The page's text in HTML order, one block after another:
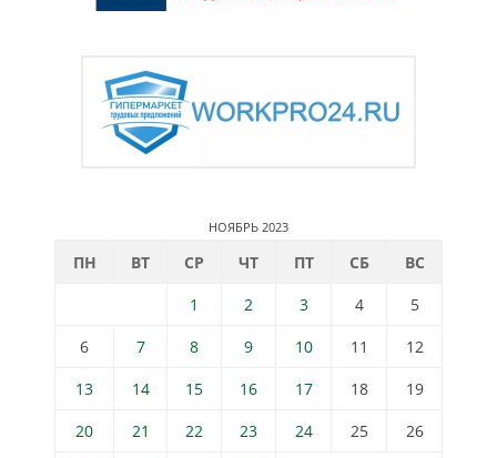
НОЯБРЬ 2023
ПН ВТ СР ЧТ ПТ СБ
ВС
1
2 3 4
5
6
7 8 9 10 11
12
13
14 15 16 17 18
19
20
21 22 23 24 25
26